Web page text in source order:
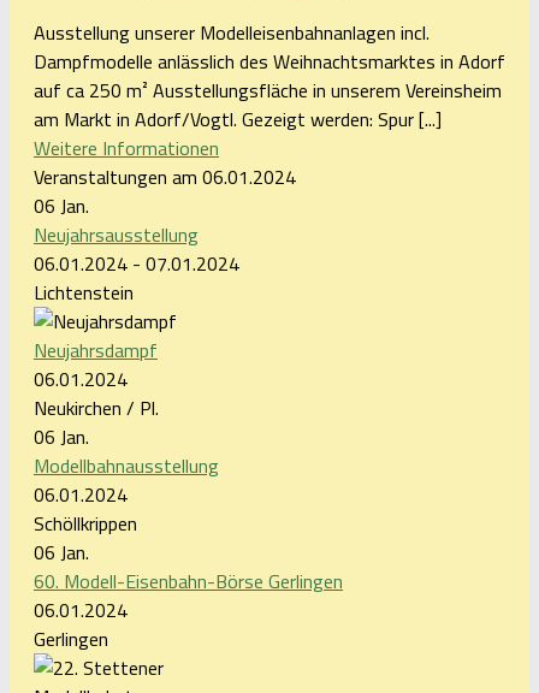
Ausstellung unserer Modelleisenbahnanlagen incl.
Dampfmodelle anlässlich des Weihnachtsmarktes in Adorf
auf ca 250 m² Ausstellungsfläche in unserem Vereinsheim
am Markt in Adorf/Vogtl. Gezeigt werden: Spur [...]
Weitere Informationen
Veranstaltungen am 06.01.2024
06 Jan.
Neujahrsausstellung
06.01.2024 - 07.01.2024
Lichtenstein
Neujahrsdampf
06.01.2024
Neukirchen / Pl.
06 Jan.
Modellbahnausstellung
06.01.2024
Schöllkrippen
06 Jan.
60. Modell-Eisenbahn-Börse Gerlingen
06.01.2024
Gerlingen